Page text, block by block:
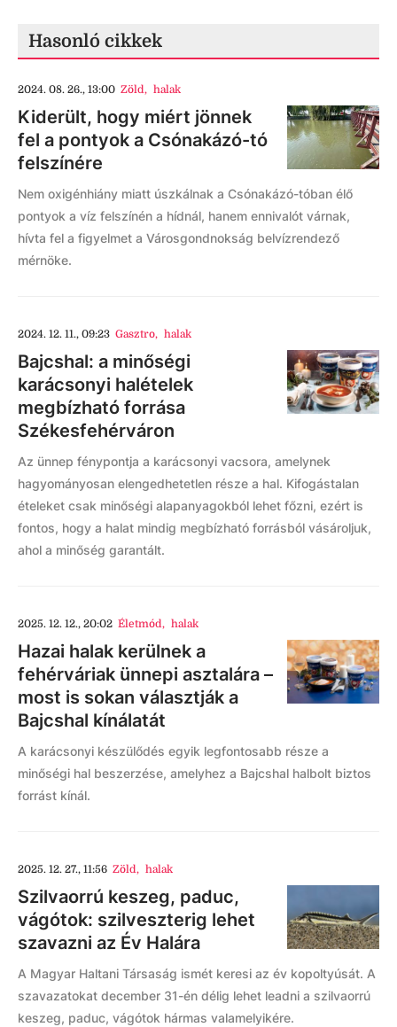
Hasonló cikkek
2024. 08. 26., 13:00 Zöld, halak
Kiderült, hogy miért jönnek
fel a pontyok a Csónakázó-tó
felszínére
Nem oxigénhiány miatt úszkálnak a Csónakázó-tóban élő
pontyok a víz felszínén a hídnál, hanem ennivalót várnak,
hívta fel a figyelmet a Városgondnokság belvízrendező
mérnöke.
2024. 12. 11., 09:23 Gasztro, halak
Bajcshal: a minőségi
karácsonyi halételek
megbízható forrása
Székesfehérváron
Az ünnep fénypontja a karácsonyi vacsora, amelynek
hagyományosan elengedhetetlen része a hal. Kifogástalan
ételeket csak minőségi alapanyagokból lehet főzni, ezért is
fontos, hogy a halat mindig megbízható forrásból vásároljuk,
ahol a minőség garantált.
2025. 12. 12., 20:02 Életmód, halak
Hazai halak kerülnek a
fehérváriak ünnepi asztalára –
most is sokan választják a
Bajcshal kínálatát
A karácsonyi készülődés egyik legfontosabb része a
minőségi hal beszerzése, amelyhez a Bajcshal halbolt biztos
forrást kínál.
2025. 12. 27., 11:56 Zöld, halak
Szilvaorrú keszeg, paduc,
vágótok: szilveszterig lehet
szavazni az Év Halára
A Magyar Haltani Társaság ismét keresi az év kopoltyúsát. A
szavazatokat december 31-én délig lehet leadni a szilvaorrú
keszeg, paduc, vágótok hármas valamelyikére.